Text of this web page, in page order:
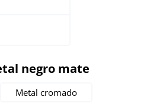
negro mate
Metal cromado